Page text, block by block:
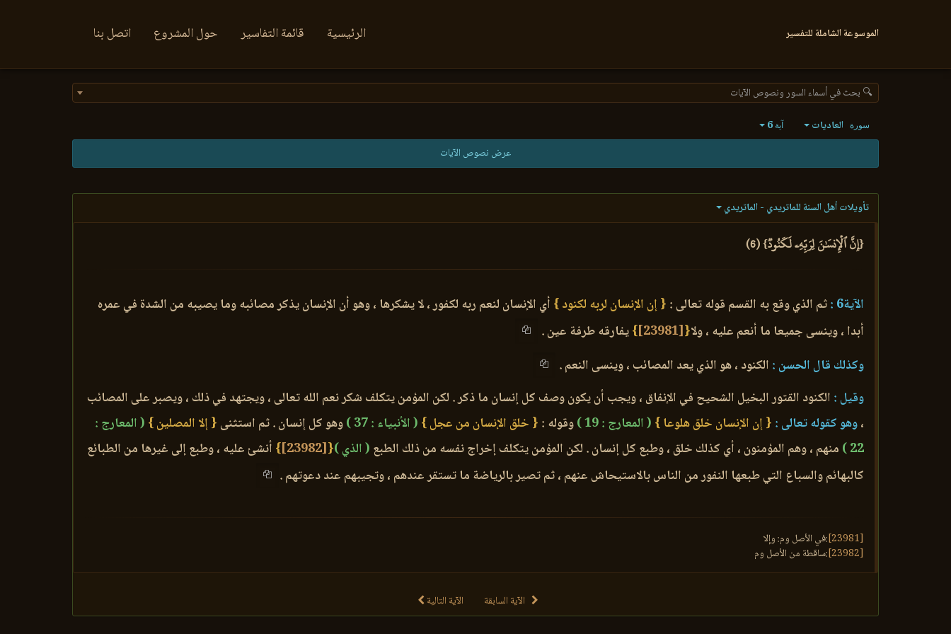
الموسوعة الشاملة للتفسير الرئيسية قائمة التفاسير حول المشروع اتصل بنا
🔍 بحث في أسماء السور ونصوص الآيات
سورة العاديات آية6
عرض نصوص الآيات
تأويلات أهل السنة للماتريدي - الماتريدي
{إِنَّ ٱلۡإِنسَٰنَ لِرَبِّهِۦ لَكَنُودٞ} (6)
الآية6 : ثم الذي وقع به القسم قوله تعالى : { إن الإنسان لربه لكنود } أي الإنسان لنعم ربه لكفور ، لا يشكرها ، وهو أن الإنسان يذكر مصائبه وما يصيبه من الشدة في عمره
أبدا ، وينسى جميعا ما أنعم عليه ، ولا{
[23981]
}يفارقه طرفة عين .
وكذلك قال الحسن : الكنود ، هو الذي يعد المصائب ، وينسى النعم .
وقيل : الكنود القتور البخيل الشحيح في الإنفاق ، ويجب أن يكون وصف كل إنسان ما ذكر . لكن المؤمن يتكلف شكر نعم الله تعالى ، ويجتهد في ذلك ، ويصبر على المصائب
،وهو كقوله تعالى : { إن الإنسان خلق هلوعا } ( المعارج : 19 ) وقوله : { خلق الإنسان من عجل } ( الأنبياء : 37 ) وهو كل إنسان . ثم استثنى { إلا المصلين } ( المعارج :
22 ) منهم ، وهم المؤمنون ، أي كذلك خلق ، وطبع كل إنسان . لكن المؤمن يتكلف إخراج نفسه من ذلك الطبع ( الذي ){
[23982]
} أنشئ عليه ، وطبع إلى غيرها من الطبائع
كالبهائم والسباع التي طبعها النفور من الناس بالاستيحاش عنهم ، ثم تصير بالرياضة ما تستقر عندهم ، وتجيبهم عند دعوتهم .
[23981]
:في الأصل وم: وإلا
[23982]
:ساقطة من الأصل وم
الآية السابقة الآية التالية